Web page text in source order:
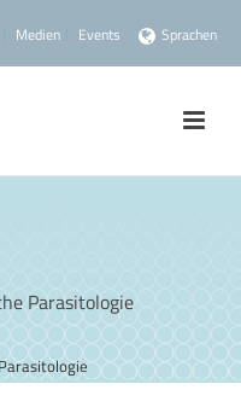
Medien Events Sprachen
Parasitologie